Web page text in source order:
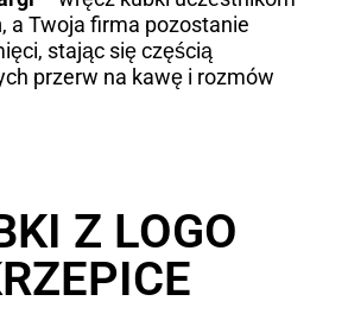
a Twoja firma pozostanie
stając się częścią
przerw na kawę i rozmów
Z LOGO